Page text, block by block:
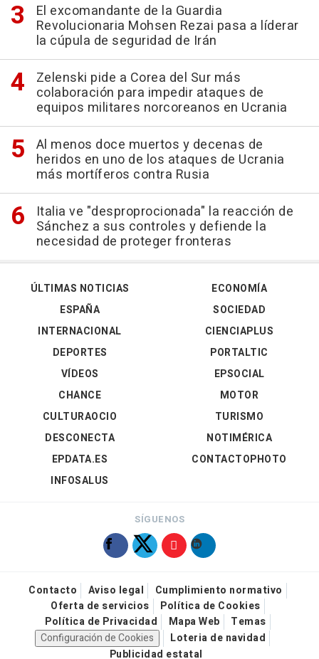
El excomandante de la Guardia
Revolucionaria Mohsen Rezai pasa a líderar
la cúpula de seguridad de Irán
Zelenski pide a Corea del Sur más
colaboración para impedir ataques de
equipos militares norcoreanos en Ucrania
Al menos doce muertos y decenas de
heridos en uno de los ataques de Ucrania
más mortíferos contra Rusia
Italia ve "desproprocionada" la reacción de
Sánchez a sus controles y defiende la
necesidad de proteger fronteras
ÚLTIMAS NOTICIAS
ESPAÑA
INTERNACIONAL
DEPORTES
VÍDEOS
ECONOMÍA
SOCIEDAD
CIENCIAPLUS
PORTALTIC
EPSOCIAL
CHANCE
CULTURAOCIO
DESCONECTA
EPDATA.ES
INFOSALUS
MOTOR
TURISMO
NOTIMÉRICA
CONTACTOPHOTO
SÍGUENOS
Contacto Aviso legal
Cumplimiento normativo
Oferta de servicios
Política de Cookies
Política de Privacidad
Mapa Web
Temas
Configuración de Cookies
Loteria de navidad
Publicidad estatal